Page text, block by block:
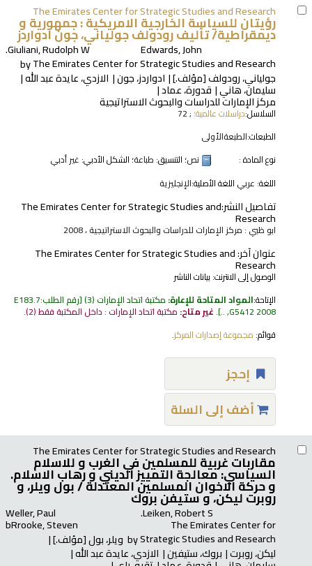
The Emirates Center for Strategic Studies and Research
رؤيتان للسياسة الخارجية الامريكية : جمهورية و
ديمقراطية/تأليف رودولف جولياني، جون ادواردز
Giuliani, Rudolph W. Edwards, John
The Emirates Center for Strategic Studies and Research
by
جولياني، رودولف[مؤلف.] ادواردز، جون الازدي، عايدة عبد الله
سليمان، هاني قدورة، عماد
مركز الإمارات للدراسات والبحوث الاستراتيجية
السلاسل:دراسلات عالمية؛ ; 72
الطبعات:الطبعةالأولى
نوع المادة :
نص؛ التنسيق: طباعة؛ الشكل الأدبي: غير أدبي
اللغة: عربي اللغة الأصلية:الإنجليزية
تفاصيل النشر:The Emirates Center for Strategic Studies and
Research
ابو ظبي : مركز الإمارات للدراسات والبحوث الاستراتيجية ، 2008
عنوان آخر:The Emirates Center for Strategic Studies and
Research
الوصول إلى الانترنت: بيانات الناشر
الإتاحة:المواد المتاحة للإعارة: مكتبة اتحاد الإمارات (3) رقم الطلب:E183.7
G5412 2008, ..
.غير متاح: مكتبة اتحاد الإمارات : داخل المكتبة فقط(2).
قوائم: مجموعة إصدارات المركز.
إحجز
أضف إلى السلة
The Emirates Center for Strategic Studies and Research
مقاربات غربية للمسلمين في الغرب و للاسلام
السياسي: معالجة التمييز الديني و رهاب الاسلام.
و حركة الاخوان المسلمين المعتدلة /بول ويلر، و
روبرت ليكن، و ستيفن بروك
Weller, Paul Leiken, Robert S.
bRrooke, Steven The Emirates Center for
Strategic Studies and Research
by ويلر، بول[مؤلف.]
ليكن، روبرت بروك، ستيفين الازدي، عايدة عبد الله